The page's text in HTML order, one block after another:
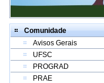
Comunidade
Avisos Gerais
UFSC
PROGRAD
PRAE